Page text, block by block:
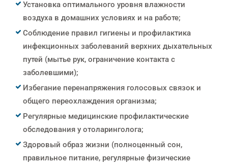
Установка оптимального уровня влажности
воздуха в домашних условиях и на работе;
Соблюдение правил гигиены и профилактика
инфекционных заболеваний верхних дыхательных
путей (мытье рук, ограничение контакта с
заболевшими);
Избегание перенапряжения голосовых связок и
общего переохлаждения организма;
Регулярные медицинские профилактические
обследования у отоларинголога;
Здоровый образ жизни (полноценный сон,
правильное питание, регулярные физические